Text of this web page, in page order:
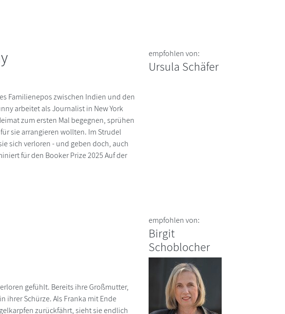
empfohlen von:
Ursula Schäfer
Familienepos zwischen Indien und den
arbeitet als Journalist in New York
zum ersten Mal begegnen, sprühen
sie arrangieren wollten. Im Strudel
sich verloren - und geben doch, auch
für den Booker Prize 2025 Auf der
empfohlen von:
Birgit
Schoblocher
gefühlt. Bereits ihre Großmutter,
ihrer Schürze. Als Franka mit Ende
zurückfährt, sieht sie endlich